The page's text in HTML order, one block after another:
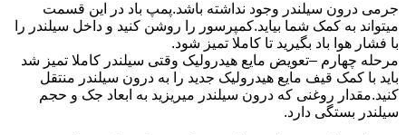
جرمی درون سیلندر وجود نداشته باشد.پمپ باد در این قسمت
میتواند به کمک شما بیاید.کمپرسور را روشن کنید و داخل سیلندر را
با فشار هوا باد بگیرید تا کاملا تمیز شود.
مرحله چهارم –تعویض مایع هیدرولیک وقتی سیلندر کاملا تمیز شد
باید با کمک قیف مایع هیدرولیک جدید را به درون سیلندر منتقل
کنید.مقدار روغنی که درون سیلندر میریزید به ابعاد جک و حجم
سیلندر بستگی دارد.